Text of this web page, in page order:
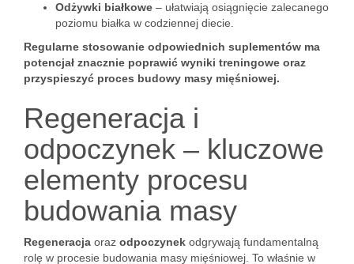
Odżywki białkowe – ułatwiają osiągnięcie zalecanego
poziomu białka w codziennej diecie.
Regularne stosowanie odpowiednich suplementów ma
potencjał znacznie poprawić wyniki treningowe oraz
przyspieszyć proces budowy masy mięśniowej.
Regeneracja i
odpoczynek – kluczowe
elementy procesu
budowania masy
Regeneracja oraz odpoczynek odgrywają fundamentalną
rolę w procesie budowania masy mięśniowej. To właśnie w